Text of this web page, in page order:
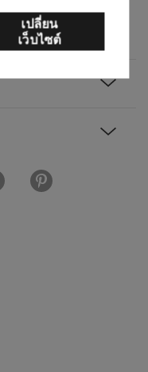
golden
เปลี่ยน
เว็บไซต์